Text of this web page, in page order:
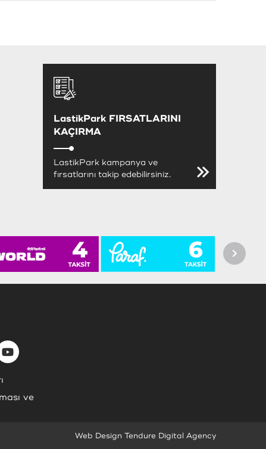
LastikPark FIRSATLARINI
KAÇIRMA
LastikPark kampanya ve
fırsatlarını takip edebilirsiniz.
ve
Web Design Tendure Digital Agency